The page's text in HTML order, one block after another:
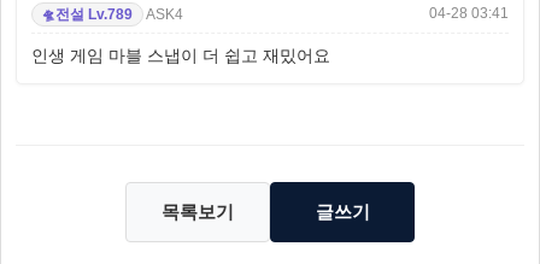
🛸전설 Lv.789 ASK4 04-28 03:41
인생 게임 마블 스냅이 더 쉽고 재밌어요
목록보기 글쓰기